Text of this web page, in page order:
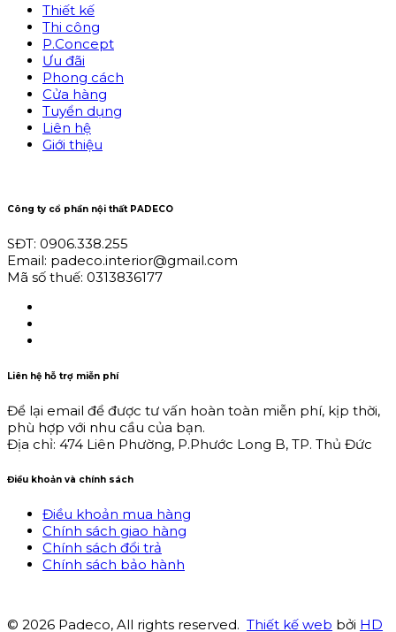
Thiết kế
Thi công
P.Concept
Ưu đãi
Phong cách
Cửa hàng
Tuyển dụng
Liên hệ
Giới thiệu
Công ty cổ phần nội thất PADECO
SĐT: 0906.338.255
Email: padeco.interior@gmail.com
Mã số thuế: 0313836177
Liên hệ hỗ trợ miễn phí
Để lại email để được tư vấn hoàn toàn miễn phí, kịp thời,
phù hợp với nhu cầu của bạn.
Địa chỉ: 474 Liên Phường, P.Phước Long B, TP. Thủ Đức
Điều khoản và chính sách
Điều khoản mua hàng
Chính sách giao hàng
Chính sách đổi trả
Chính sách bảo hành
© 2026 Padeco, All rights reserved. Thiết kế web bởi HD